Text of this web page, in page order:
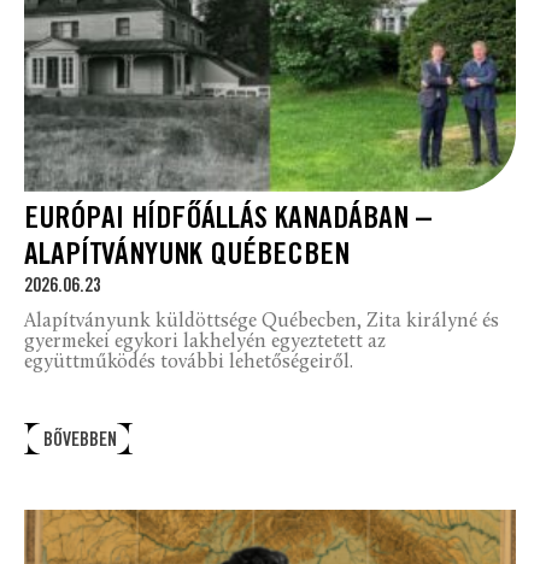
EURÓPAI HÍDFŐÁLLÁS KANADÁBAN –
ALAPÍTVÁNYUNK QUÉBECBEN
2026.06.23
Alapítványunk küldöttsége Québecben, Zita királyné és
gyermekei egykori lakhelyén egyeztetett az
együttműködés további lehetőségeiről.
BŐVEBBEN